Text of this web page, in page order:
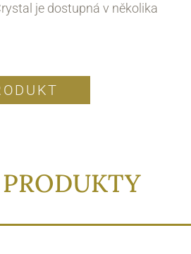
je dostupná v několika